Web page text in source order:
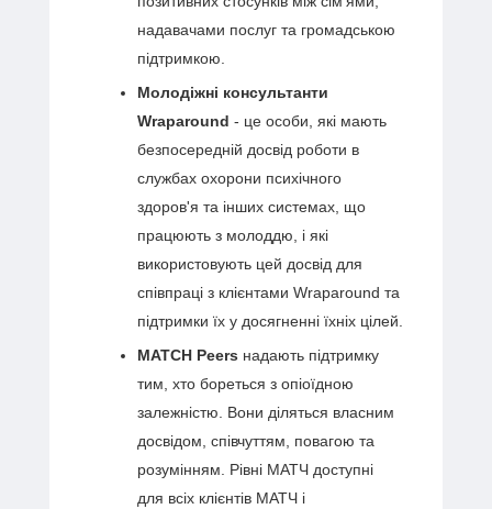
надавачами послуг та громадською
підтримкою.
Молодіжні консультанти
Wraparound - це особи, які мають
безпосередній досвід роботи в
службах охорони психічного
здоров'я та інших системах, що
працюють з молоддю, і які
використовують цей досвід для
співпраці з клієнтами Wraparound та
підтримки їх у досягненні їхніх цілей.
MATCH Peers надають підтримку
тим, хто бореться з опіоїдною
залежністю. Вони діляться власним
досвідом, співчуттям, повагою та
розумінням. Рівні МАТЧ доступні
для всіх клієнтів МАТЧ і